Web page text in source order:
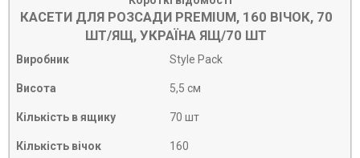
КАСЕТИ ДЛЯ РОЗСАДИ PREMIUM, 160 ВІЧОК, 70
ШТ/ЯЩ, УКРАЇНА ЯЩ/70 ШТ
Виробник Style Pack
Висота 5,5 см
Кількість в ящику 70 шт
Кількість вічок 160